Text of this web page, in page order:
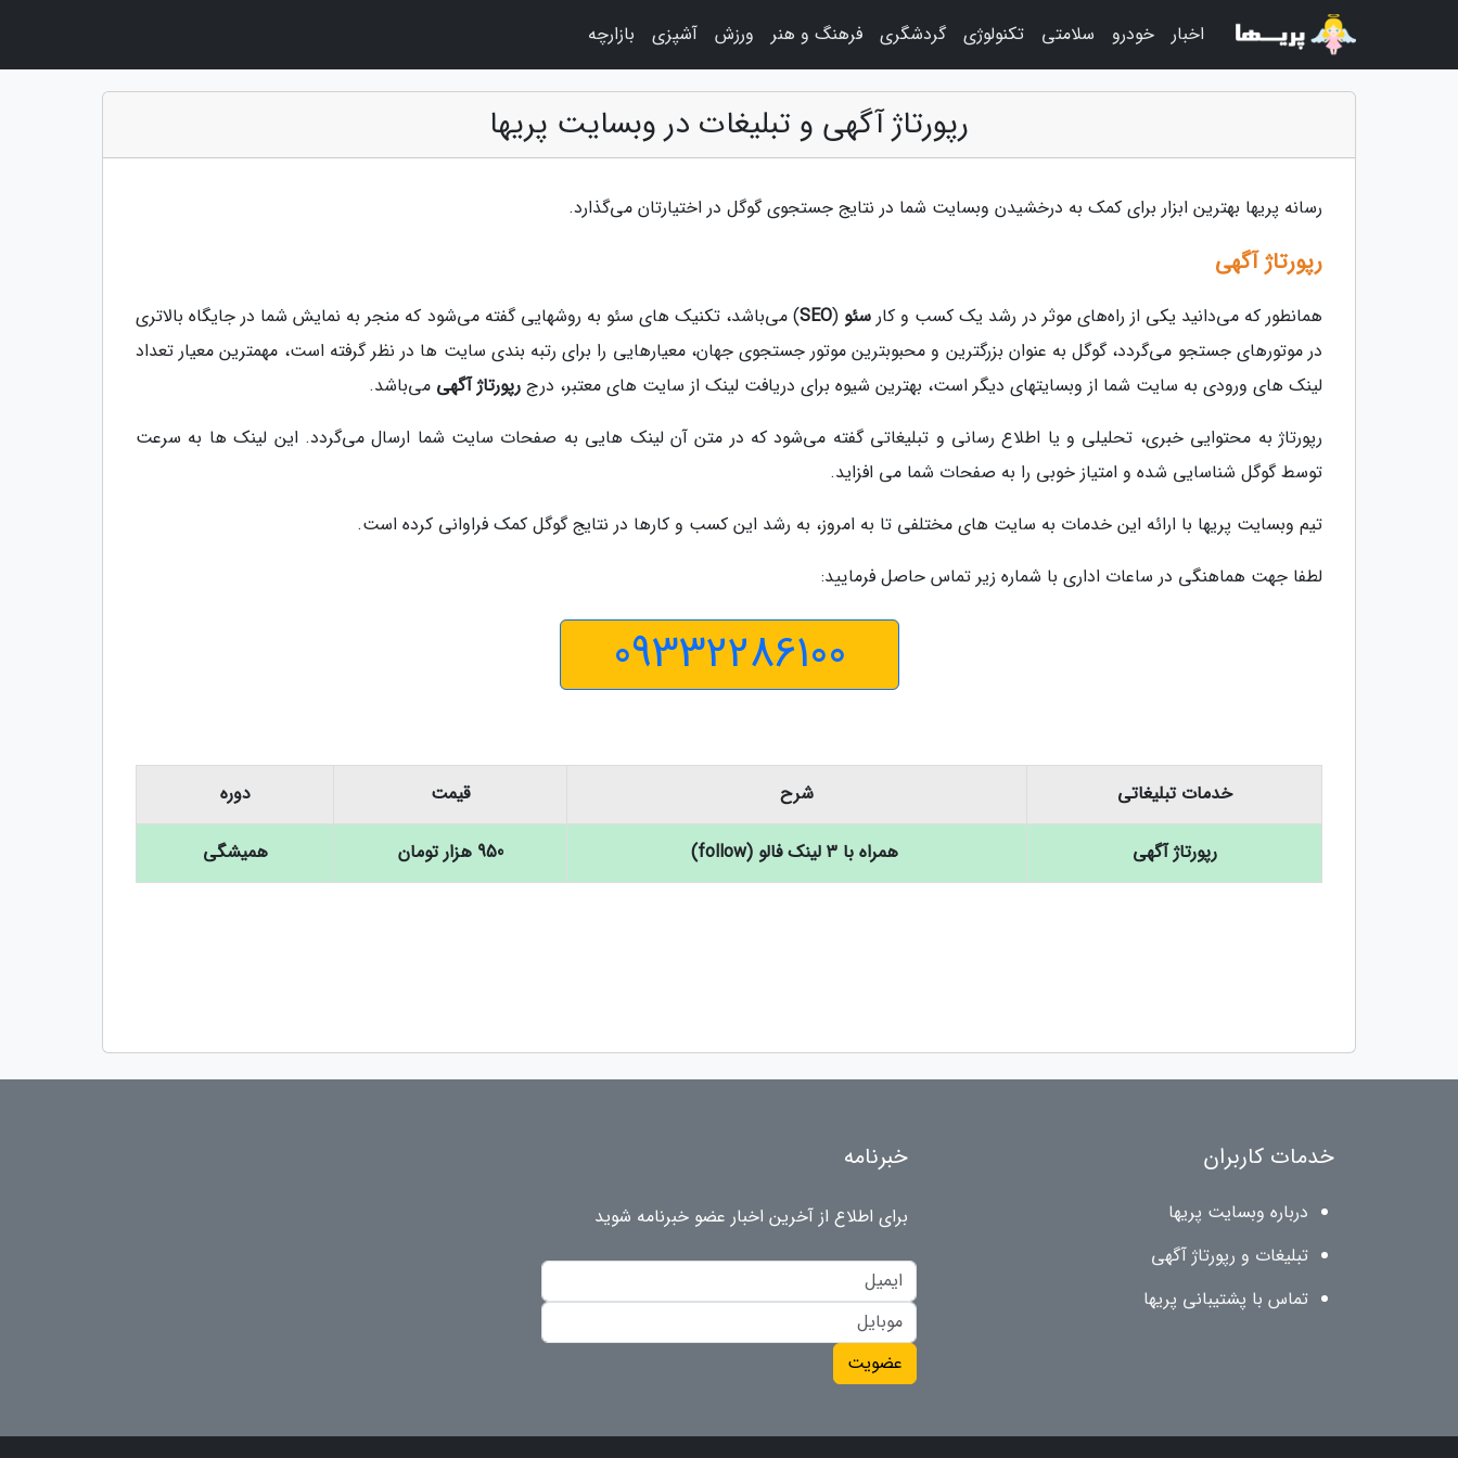
رپورتاژ آگهی و تبلیغات در وبسایت پریها
رسانه پریها بهترین ابزار برای کمک به درخشیدن وبسایت شما در نتایج جستجوی گوگل در اختیارتان می‌گذارد.
رپورتاژ آگهی
همانطور که می‌دانید یکی از راه‌های موثر در رشد یک کسب و کار سئو (
SEO) می‌باشد، تکنیک های سئو به روشهایی گفته می‌شود که منجر به نمایش شما در جایگاه بالاتری
در موتورهای جستجو می‌گردد، گوگل به عنوان بزرگترین و محبوبترین موتور جستجوی جهان، معیارهایی را برای رتبه بندی سایت ها در نظر گرفته است، مهمترین معیار تعداد
لینک های ورودی به سایت شما از وبسایتهای دیگر است، بهترین شیوه برای دریافت لینک از سایت های معتبر، درج رپورتاژ آگهی می‌باشد.
رپورتاژ به محتوایی خبری، تحلیلی و یا اطلاع رسانی و تبلیغاتی گفته می‌شود که در متن آن لینک هایی به صفحات سایت شما ارسال می‌گردد. این لینک ها به سرعت
توسط گوگل شناسایی شده و امتیاز خوبی را به صفحات شما می افزاید.
تیم وبسایت پریها با ارائه این خدمات به سایت های مختلفی تا به امروز، به رشد این کسب و کارها در نتایج گوگل کمک فراوانی کرده است.
لطفا جهت هماهنگی در ساعات اداری با شماره زیر تماس حاصل فرمایید:
09332286100
خدمات تبلیغاتی شرح قیمت دوره
رپورتاژ آگهی همراه با 3 لینک فالو (follow) 950 هزار تومان همیشگی
اخبار خودرو سلامتی تکنولوژی گردشگری فرهنگ و هنر ورزش آشپزی بازارچه
خدمات کاربران
درباره وبسایت پریها
تبلیغات و رپورتاژ آگهی
تماس با پشتیبانی پریها
خبرنامه
برای اطلاع از آخرین اخبار عضو خبرنامه شوید
عضویت